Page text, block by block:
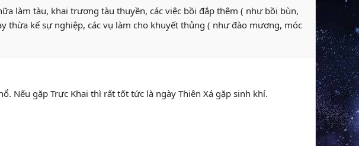
làm tàu, khai trương tàu thuyền, các việc bồi đắp thêm ( như bồi bùn,
kế sự nghiệp, các vụ làm cho khuyết thủng ( như đào mương, móc
Nếu gặp Trực Khai thì rất tốt tức là ngày Thiên Xá gặp sinh khí.